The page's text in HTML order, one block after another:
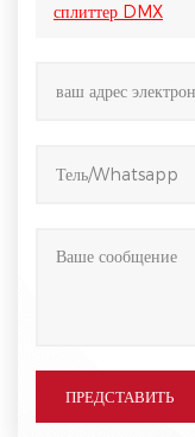
сплиттер DMX